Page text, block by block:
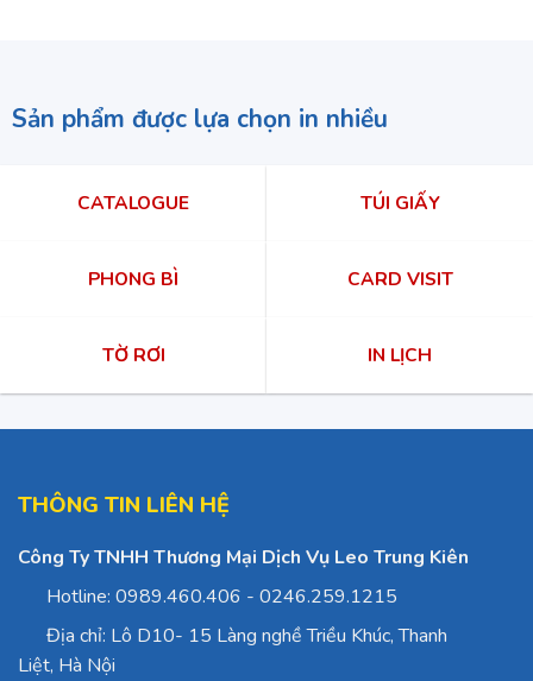
Sản phẩm được lựa chọn in nhiều
CATALOGUE TÚI GIẤY
PHONG BÌ CARD VISIT
TỜ RƠI IN LỊCH
THÔNG TIN LIÊN HỆ
Công Ty TNHH Thương Mại Dịch Vụ Leo Trung Kiên
Hotline: 0989.460.406 - 0246.259.1215
Địa chỉ: Lô D10- 15 Làng nghề Triều Khúc, Thanh
Liệt, Hà Nội